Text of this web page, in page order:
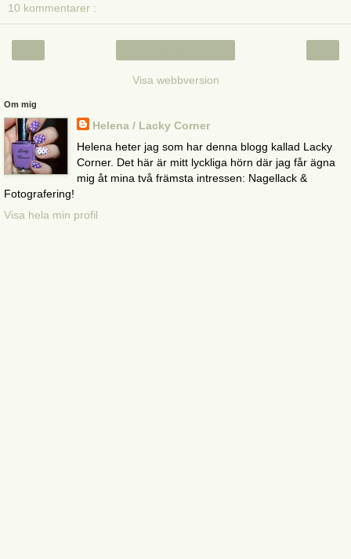
10 kommentarer :
Visa webbversion
Om mig
Helena / Lacky Corner
Helena heter jag som har denna blogg kallad Lacky
Corner. Det här är mitt lyckliga hörn där jag får ägna
mig åt mina två främsta intressen: Nagellack &
Fotografering!
Visa hela min profil